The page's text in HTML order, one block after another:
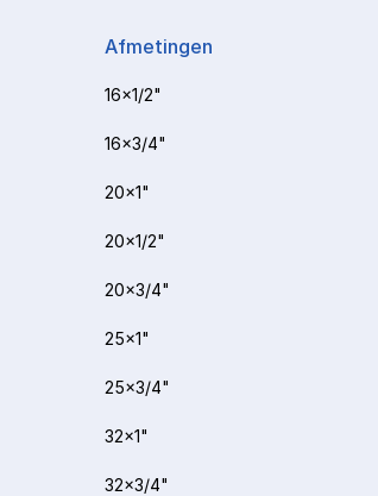
Afmetingen
16x1/2"
16x3/4"
20x1"
20x1/2"
20x3/4"
25x1"
25x3/4"
32x1"
32x3/4"